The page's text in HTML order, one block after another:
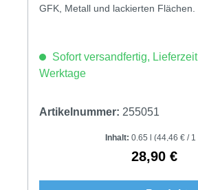
GFK, Metall und lackierten Flächen.
Sofort versandfertig,
Werktage
Artikelnummer: 255051
Inhalt: 0.65 l (44,46 € / 1
Regulärer
28,90 €